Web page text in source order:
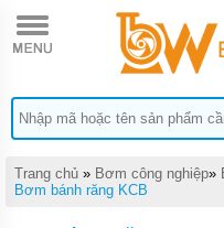
TRANG
CHỦ
BỊ
CHĂM
SÓC
- XE
MÁY
Trang chủ » Bơm công nghiệp»
Bơm bánh răng KCB